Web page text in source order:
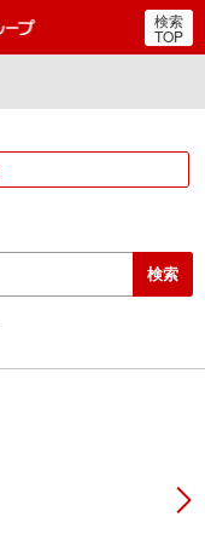
郵便局・日本郵政グルー
検索
TOP